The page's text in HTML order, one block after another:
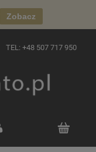
Zobacz
TEL: +48 507 717 950